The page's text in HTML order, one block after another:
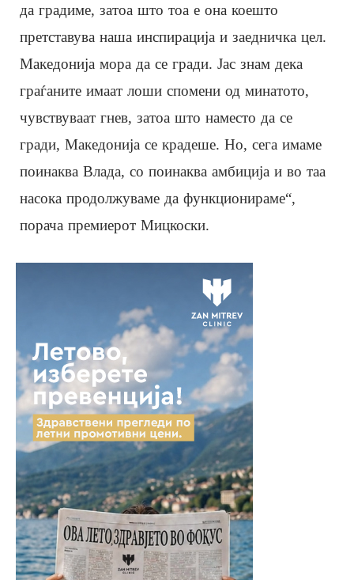
да градиме, затоа што тоа е она коешто
претставува наша инспирација и заедничка цел.
Македонија мора да се гради. Јас знам дека
граѓаните имаат лоши спомени од минатото,
чувствуваат гнев, затоа што наместо да се
гради, Македонија се крадеше. Но, сега имаме
поинаква Влада, со поинаква амбиција и во таа
насока продолжуваме да функционираме“,
порача премиерот Мицкоски.